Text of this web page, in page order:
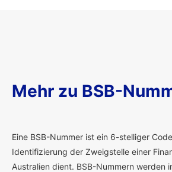
Mehr zu BSB-
Eine BSB-Nummer ist ein 6-stelliger
Identifizierung der Zweigstelle einer
Australien dient. BSB-Nummern werden